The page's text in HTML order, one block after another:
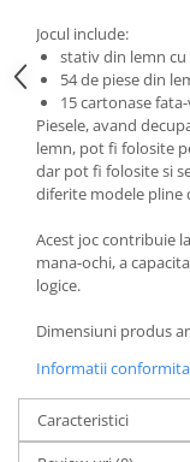
Jocul include:
stativ din lemn
54 de piese din
15 cartonase
Piesele, avand
lemn, pot fi folosite
dar pot fi folosite si
diferite modele pline
Acest joc contribuie
mana-ochi, a
logice.
Dimensiuni produs
Informatii
Caracteristici